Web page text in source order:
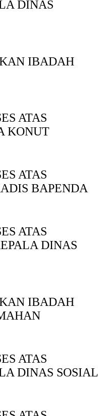
DINAS
IBADAH
ATAS
KONUT
ATAS
BAPENDA
ATAS
DINAS
IBADAH
ATAS
DINAS SOSIAL